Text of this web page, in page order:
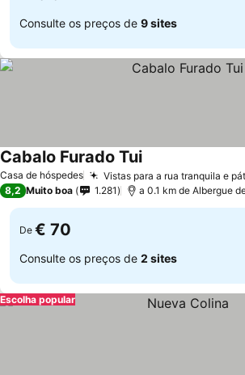
Consulte os preços de 9 sites
Casa de hóspedes Vistas para a rua tranquila e
Cabalo Furado Tui
8,2 Muito boa 1.281 a 0.1 km de Albergue
De € 70
Consulte os preços de 2 sites
Escolha popular